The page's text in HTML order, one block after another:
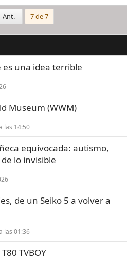
Ant. 7 de 7
es una idea terrible
Museum (WWM)
las 14:50
equivocada: autismo,
lo invisible
de un Seiko 5 a volver a
las 01:36
TVBOY